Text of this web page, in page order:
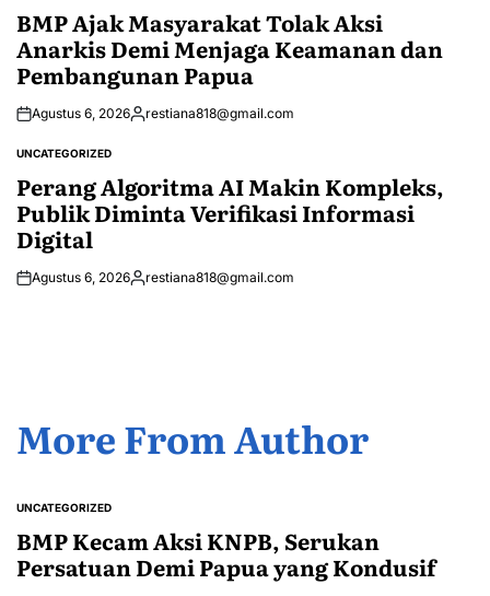
BMP Ajak Masyarakat Tolak Aksi
Anarkis Demi Menjaga Keamanan dan
Pembangunan Papua
Agustus 6, 2026Posted
restiana818@gmail.com
POSTED
UNCATEGORIZED
Perang Algoritma AI Makin Kompleks,
Publik Diminta Verifikasi Informasi
Digital
Agustus 6, 2026Posted
restiana818@gmail.com
More From Author
POSTED
UNCATEGORIZED
BMP Kecam Aksi KNPB, Serukan
Persatuan Demi Papua yang Kondusif